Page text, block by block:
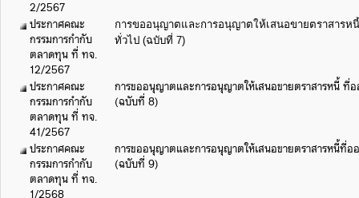
2/2567
ประกาศคณะ
กรรมการกำกับ
ตลาดทุน ที่ ทจ.
12/2567
การขออนุญาตและการอนุญาตให้เสนอขายตราสารห
ทั่วไป (ฉบับที่ 7)
ประกาศคณะ
กรรมการกำกับ
ตลาดทุน ที่ ทจ.
41/2567
การขออนุญาตและการอนุญาตให้เสนอขายตราสารหนี้ ที่
(ฉบับที่ 8)
ประกาศคณะ
กรรมการกำกับ
ตลาดทุน ที่ ทจ.
1/2568
การขออนุญาตและการอนุญาตให้เสนอขายตราสารหนี้ที่อ
(ฉบับที่ 9)